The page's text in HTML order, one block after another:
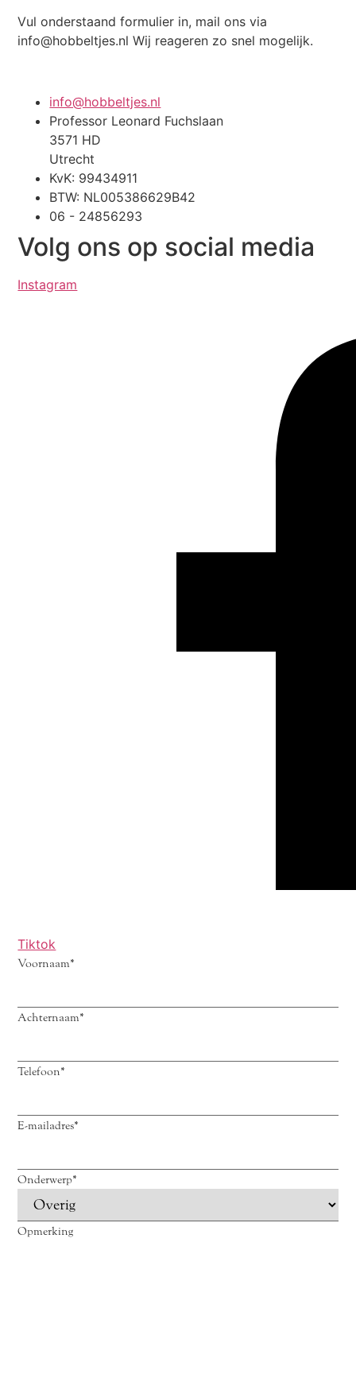
Vul onderstaand formulier in, mail ons via
info@hobbeltjes.nl Wij reageren zo snel mogelijk.
info@hobbeltjes.nl
Professor Leonard Fuchslaan
3571 HD
Utrecht
KvK: 99434911
BTW: NL005386629B42
06 - 24856293
Volg ons op social media
Instagram
Tiktok
Voornaam*
Achternaam*
Telefoon*
E-mailadres*
Onderwerp*
Opmerking